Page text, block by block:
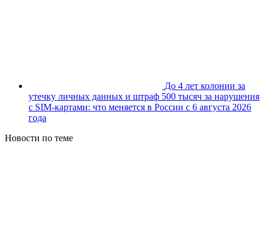
До 4 лет колонии за
утечку личных данных и штраф 500 тысяч за нарушения
с SIM-картами: что меняется в России с 6 августа 2026
года
Новости по теме